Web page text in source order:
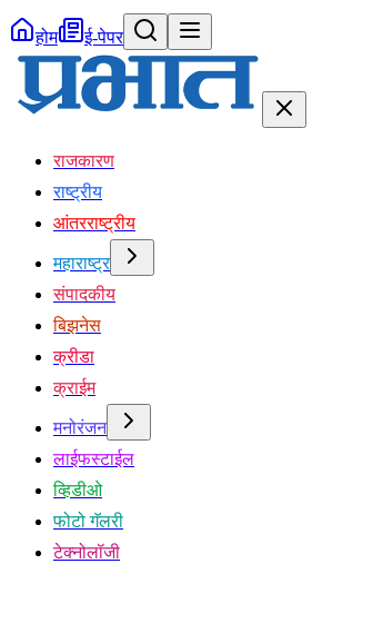
होम ई-पेपर
राजकारण
राष्ट्रीय
आंतरराष्ट्रीय
महाराष्ट्र
संपादकीय
बिझनेस
क्रीडा
क्राईम
मनोरंजन
लाईफस्टाईल
व्हिडीओ
फोटो गॅलरी
टेक्नोलॉजी